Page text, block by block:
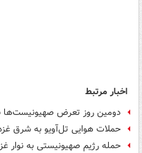
اخبار مرتبط
دومین روز تعرض صهیونیست‌ها
حملات هوایی تل‌آویو به شرق
حمله رژیم صهیونیستی به نوار